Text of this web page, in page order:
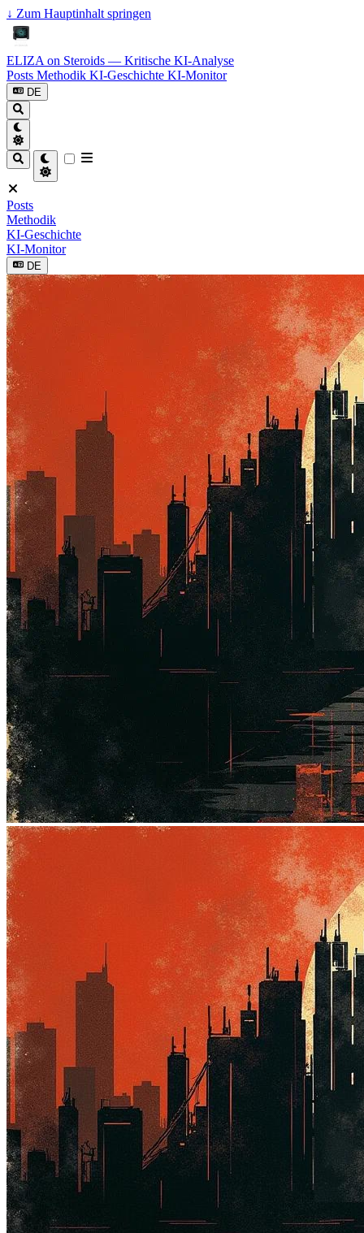
↓ Zum Hauptinhalt springen
ELIZA on Steroids — Kritische KI-Analyse
Posts Methodik KI-Geschichte KI-Monitor
DE
Posts
Methodik
KI-Geschichte
KI-Monitor
DE